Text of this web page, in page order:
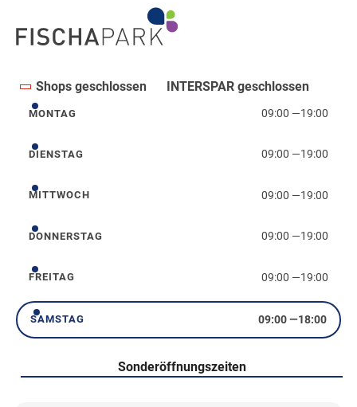
Shops geschlossen INTERSPAR geschlossen
Montag
MONTAG 09:00 —19:00
Dienstag
DIENSTAG 09:00 —19:00
Mittwoch
MITTWOCH 09:00 —19:00
Donnerstag
DONNERSTAG 09:00 —19:00
Freitag
FREITAG 09:00 —19:00
Samstag
SAMSTAG 09:00—18:00
Sonderöffnungszeiten